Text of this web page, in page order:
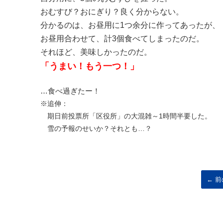
おむすび？おにぎり？良く分からない。
分かるのは、お昼用に1つ余分に作ってあったが、
お昼用合わせて、計3個食べてしまったのだ。
それほど、美味しかったのだ。
「うまい！もう一つ！」
…食べ過ぎたー！
※追伸：
期日前投票所「区役所」の大混雑～1時間半要した。
雪の予報のせいか？それとも…？
← 前